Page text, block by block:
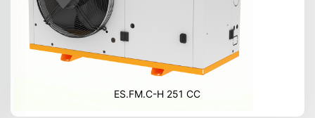
ES.FM.C-H 251 CC